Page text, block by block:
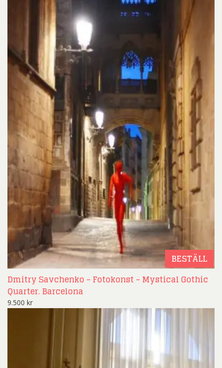
BESTÄLL
Dmitry Savchenko – Fotokonst – Mystical Gothic
Quarter. Barcelona
9.500 kr